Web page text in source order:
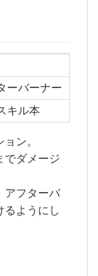
ーバーナー
キル本
ン。
でダメージ
アフターバ
るようにし